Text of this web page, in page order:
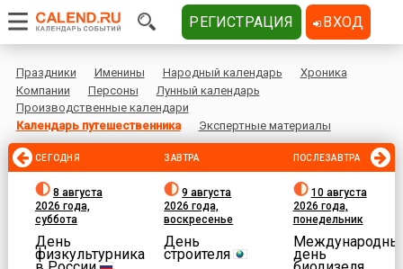
Праздники Именины Народный календарь
Хроника
Компании
Персоны
Лунный календарь
Производственные календари
Календарь путешественника
Экспертные материалы
СЕГОДНЯ
8 августа
2026 года,
суббота
День
физкультурника
ЗАВТРА
9 августа
2026 года,
воскресенье
День
строителя
ПОСЛЕЗАВТРА
10 августа
2026 года,
понедельник
день
РЕГИСТРАЦИЯ ВХОД